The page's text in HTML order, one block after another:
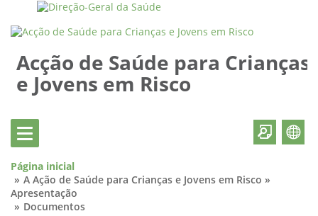
Acção de Saúde para Crianças
e Jovens em Risco
Página inicial
A Ação de Saúde para Crianças e Jovens em Risco »
Apresentação
Documentos